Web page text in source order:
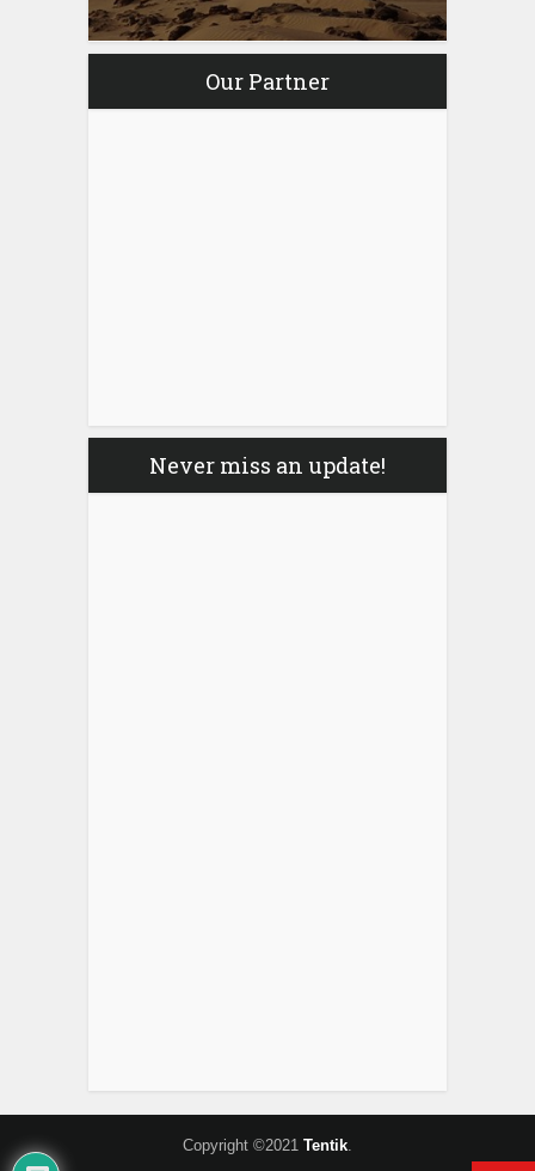
Our Partner
Never miss an update!
Copyright ©2021 Tentik.